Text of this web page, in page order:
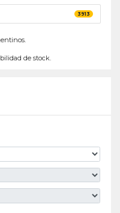
3913
de stock.